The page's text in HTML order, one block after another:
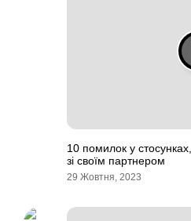
10 помилок у
зі своїм партнером
29 Жовтня, 2023